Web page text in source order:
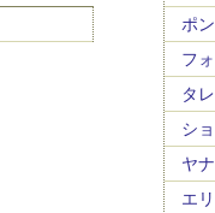
ポ
フ
タ
シ
ヤ
エ